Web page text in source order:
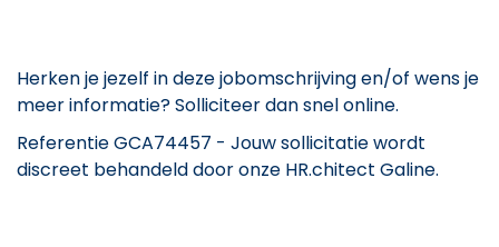
Herken je jezelf in deze jobomschrijving en/of wens je
meer informatie? Solliciteer dan snel online.
Referentie GCA74457 - Jouw sollicitatie wordt
discreet behandeld door onze HR.chitect Galine.